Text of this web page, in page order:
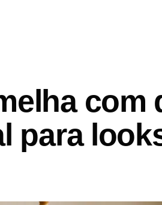
com
para